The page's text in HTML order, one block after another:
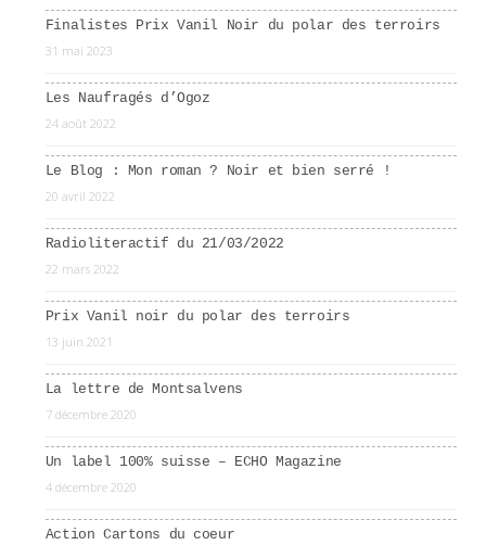
Finalistes Prix Vanil Noir du polar des terroirs
31 mai 2023
Les Naufragés d’Ogoz
24 août 2022
Le Blog : Mon roman ? Noir et bien serré !
20 avril 2022
Radioliteractif du 21/03/2022
22 mars 2022
Prix Vanil noir du polar des terroirs
13 juin 2021
La lettre de Montsalvens
7 décembre 2020
Un label 100% suisse – ECHO Magazine
4 décembre 2020
Action Cartons du coeur